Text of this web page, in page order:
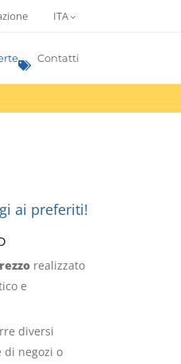
ITA
Contatti
ai preferiti!
realizzato
e
diversi
di negozi o